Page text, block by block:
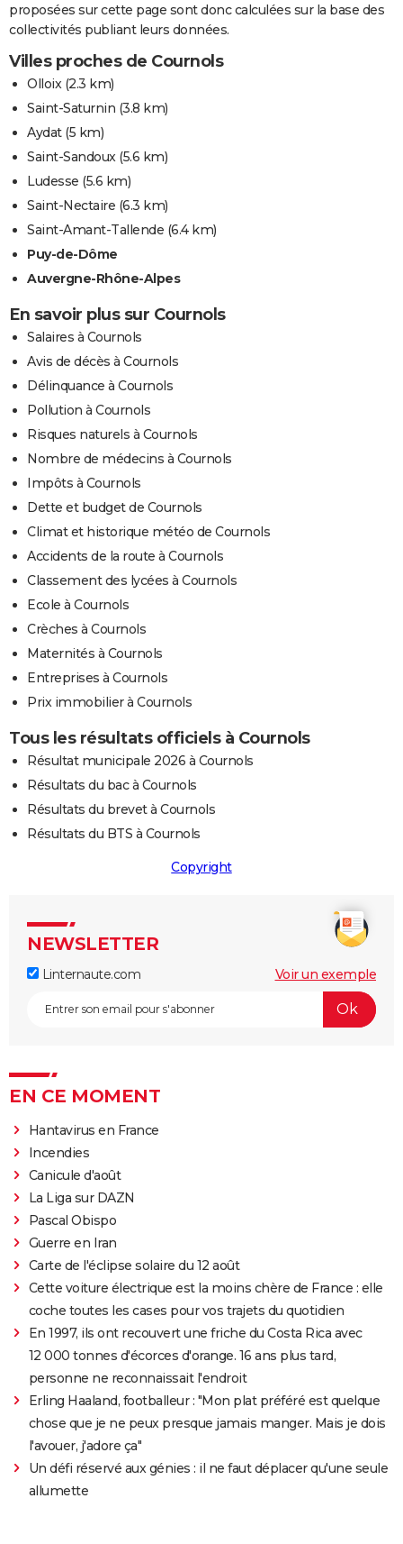
proposées sur cette page sont donc calculées sur la base des
collectivités publiant leurs données.
Villes proches de Cournols
Olloix(2.3 km)
Saint-Saturnin (3.8 km)
Aydat(5 km)
Saint-Sandoux(5.6 km)
Ludesse (5.6 km)
Saint-Nectaire (6.3 km)
Saint-Amant-Tallende (6.4 km)
Puy-de-Dôme
Auvergne-Rhône-Alpes
En savoir plus sur Cournols
Salaires à Cournols
Avis de décès à Cournols
Délinquance à Cournols
Pollution à Cournols
Risques naturels à Cournols
Nombre de médecins à Cournols
Impôts à Cournols
Dette et budget de Cournols
Climat et historique météo de Cournols
Accidents de la route à Cournols
Classement des lycées à Cournols
Ecole à Cournols
Crèches à Cournols
Maternités à Cournols
Entreprises à Cournols
Prix immobilier à Cournols
Tous les résultats officiels à Cournols
Résultat municipale 2026 à Cournols
Résultats du bac à Cournols
Résultats du brevet à Cournols
Résultats du BTS à Cournols
Copyright
NEWSLETTER
Linternaute.com Voir un exemple
EN CE MOMENT
Hantavirus en France
Incendies
Canicule d'août
La Liga sur DAZN
Pascal Obispo
Guerre en Iran
Carte de l'éclipse solaire du 12 août
Cette voiture électrique est la moins chère de France : elle
coche toutes les cases pour vos trajets du quotidien
En 1997, ils ont recouvert une friche du Costa Rica avec
12 000 tonnes d'écorces d'orange. 16 ans plus tard,
personne ne reconnaissait l'endroit
Erling Haaland, footballeur : "Mon plat préféré est quelque
chose que je ne peux presque jamais manger. Mais je dois
l'avouer, j'adore ça"
Un défi réservé aux génies : il ne faut déplacer qu'une seule
allumette